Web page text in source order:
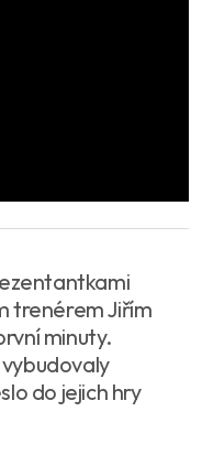
trenérem Jiřím
minuty.
do jejich hry